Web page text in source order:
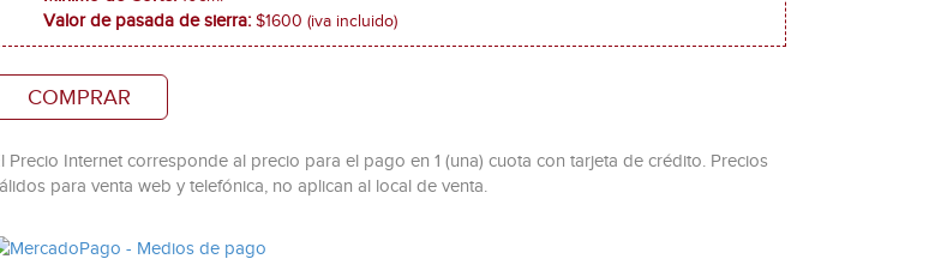
Valor de pasada de sierra: $1600 (iva incluido)
COMPRAR
Precio Internet corresponde al precio para el pago en 1 (una) cuota con tarjeta de crédito. Precios
para venta web y telefónica, no aplican al local de venta.